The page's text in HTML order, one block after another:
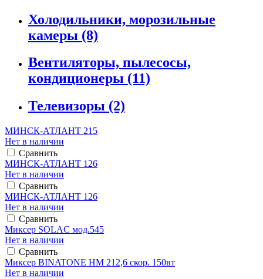
Холодильники, морозильные
камеры (8)
Вентиляторы, пылесосы,
кондиционеры (11)
Телевизоры (2)
МИНСК-АТЛАНТ 215
Нет в наличии
Сравнить
МИНСК-АТЛАНТ 126
Нет в наличии
Сравнить
МИНСК-АТЛАНТ 126
Нет в наличии
Сравнить
Миксер SOLAC мод.545
Нет в наличии
Сравнить
Миксер BINATONE HM 212,6 скор. 150вт
Нет в наличии